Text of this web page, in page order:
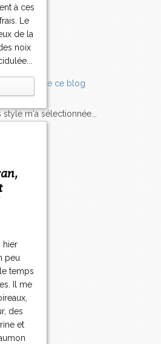
à ces
Le
de la
noix
hier
peu
temps
Il me
des
et
style m'a sélectionnée...